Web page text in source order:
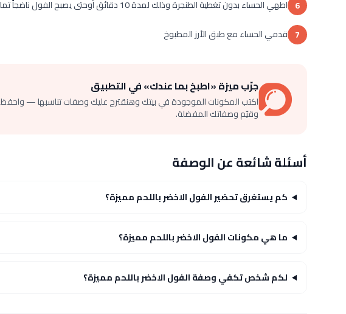
6 اطهي الحساء بدون تغطية الطنجرة وذلك لمدة 10 دقائق أوحتى يصبح الفول ناضجاً تماماً.
7 قدمي الحساء مع طبق الأرز المطبوخ
جرّب ميزة «اطبخ بما عندك» في التطبيق
اكتب المكونات الموجودة في بيتك وهنقترح عليك وصفات تناسبها — واحفظ
وقيّم وصفاتك المفضلة.
أسئلة شائعة عن الوصفة
كم يستغرق تحضير الفول الاخضر باللحم مميزة؟
ما هي مكونات الفول الاخضر باللحم مميزة؟
لكم شخص تكفي وصفة الفول الاخضر باللحم مميزة؟